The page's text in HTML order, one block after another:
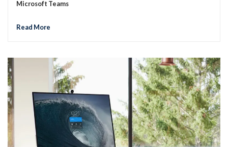
Microsoft Teams
Read More